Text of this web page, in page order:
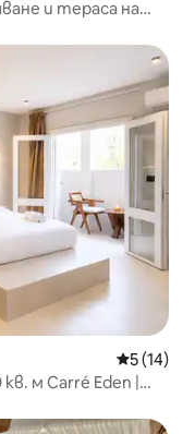
и тераса на
Средна
5 (14)
м Carré Eden |